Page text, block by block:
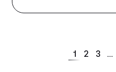
1 2 3 ...